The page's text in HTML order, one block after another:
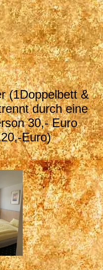
(1Doppelbett &
durch eine
30,- Euro
Euro)